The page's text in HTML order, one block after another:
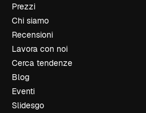
Prezzi
Chi siamo
Recensioni
Lavora con noi
Cerca tendenze
Blog
Eventi
Slidesgo